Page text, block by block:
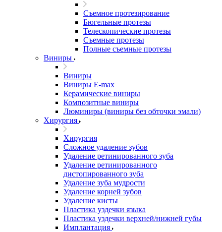
Съемное протезирование
Бюгельные протезы
Телескопические протезы
Съемные протезы
Полные съемные протезы
Виниры
Виниры
Виниры E-max
Керамические виниры
Композитные виниры
Люминиры (виниры без обточки эмали)
Хирургия
Хирургия
Сложное удаление зубов
Удаление ретинированного зуба
Удаление ретинированного
дистопированного зуба
Удаление зуба мудрости
Удаление корней зубов
Удаление кисты
Пластика уздечки языка
Пластика уздечки верхней/нижней губы
Имплантация